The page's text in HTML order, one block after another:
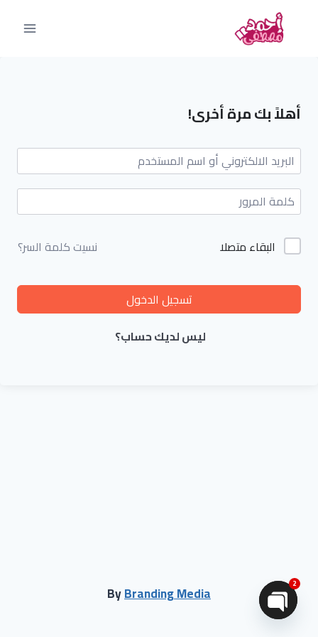
أهلاً بك مرة أخرى!
البقاء متصلا نسيت كلمة السر؟
تسجيل الدخول
ليس لديك حساب؟
ByBranding Media 2